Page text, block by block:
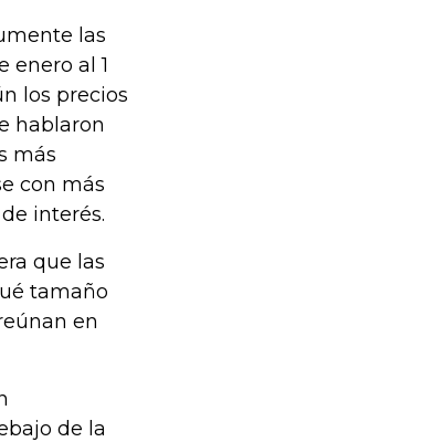
las
enero al 1
los precios
hablaron
más
con más
interés.
que las
tamaño
en
de la